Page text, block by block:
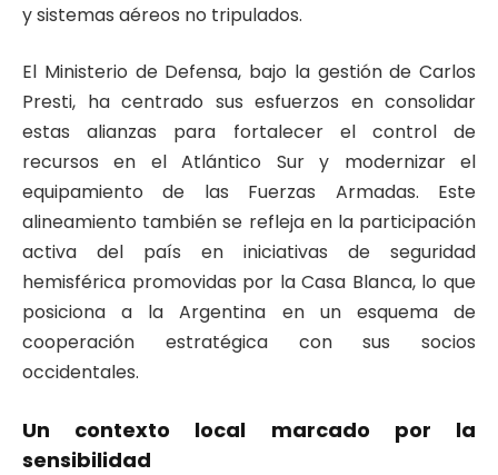
y sistemas aéreos no tripulados.
El Ministerio de Defensa, bajo la gestión de Carlos
Presti, ha centrado sus esfuerzos en consolidar
estas alianzas para fortalecer el control de
recursos en el Atlántico Sur y modernizar el
equipamiento de las Fuerzas Armadas. Este
alineamiento también se refleja en la participación
activa del país en iniciativas de seguridad
hemisférica promovidas por la Casa Blanca, lo que
posiciona a la Argentina en un esquema de
cooperación estratégica con sus socios
occidentales.
Un contexto local marcado por la
sensibilidad